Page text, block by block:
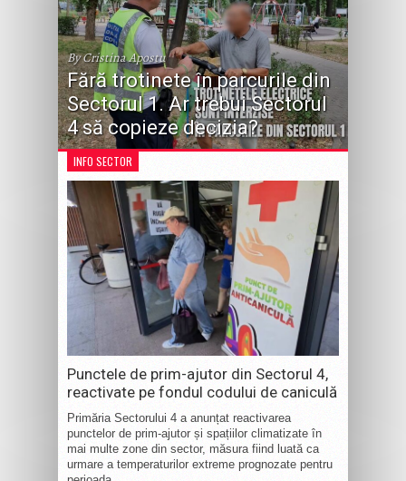
By Cristina Apostu
Fără trotinete în parcurile din
Sectorul 1. Ar trebui Sectorul
4 să copieze decizia?
INFO SECTOR
Punctele de prim-ajutor din Sectorul 4,
reactivate pe fondul codului de caniculă
Primăria Sectorului 4 a anunțat reactivarea
punctelor de prim-ajutor și spațiilor climatizate în
mai multe zone din sector, măsura fiind luată ca
urmare a temperaturilor extreme prognozate pentru